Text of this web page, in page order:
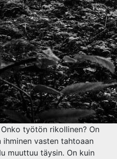
työtön rikollinen? On
ihminen vasten tahtoaan
muuttuu täysin. On kuin